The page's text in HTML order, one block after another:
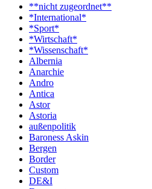
**nicht zugeordnet**
*International*
*Sport*
*Wirtschaft*
*Wissenschaft*
Albernia
Anarchie
Andro
Antica
Astor
Astoria
außenpolitik
Baroness Askin
Bergen
Border
Custom
DE&I